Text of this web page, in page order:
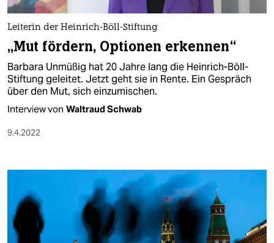
Leiterin der Heinrich-Böll-Stiftung
„Mut fördern, Optionen erkennen“
Barbara Unmüßig hat 20 Jahre lang die Heinrich-Böll-
Stiftung geleitet. Jetzt geht sie in Rente. Ein Gespräch
über den Mut, sich einzumischen.
Interview von Waltraud Schwab
9.4.2022